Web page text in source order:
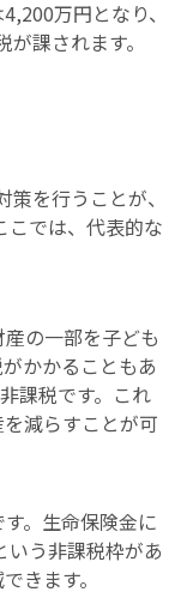
万円となり、
課されます。
を行うことが、
こでは、代表的な
の一部を子ども
かかることもあ
課税です。これ
減らすことが可
。生命保険金に
う非課税枠があ
きます。